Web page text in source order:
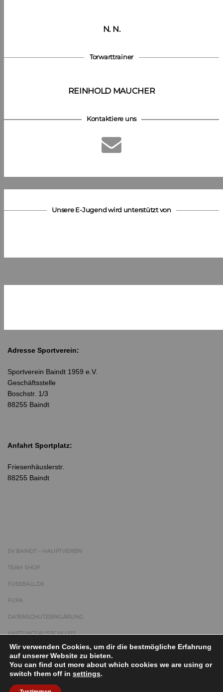
N. N.
Torwarttrainer
REINHOLD MAUCHER
Kontaktiere uns
Unsere E-Jugend wird unterstützt von
Adresse Sportverein:
Sportverein Baindt 1959 e.V.
Geschäftsstelle
Boschstr. 1/3
88255 Baindt
Anfahrt Sportplatz:
Friesenhäuslerstr.
88255 Baindt
SV BAINDT – HAUPTVEREIN
TEAM SHOP
FUSSBALL.DE
FUPA
DATENSCHUTZERKLÄRUNG
HAFTUNGSAUSSCHLUSS
IMPRESSUM
Wir verwenden Cookies, um dir die bestmögliche Erfahrung
auf unserer Website zu bieten.
You can find out more about which cookies we are using or
switch them off in settings.